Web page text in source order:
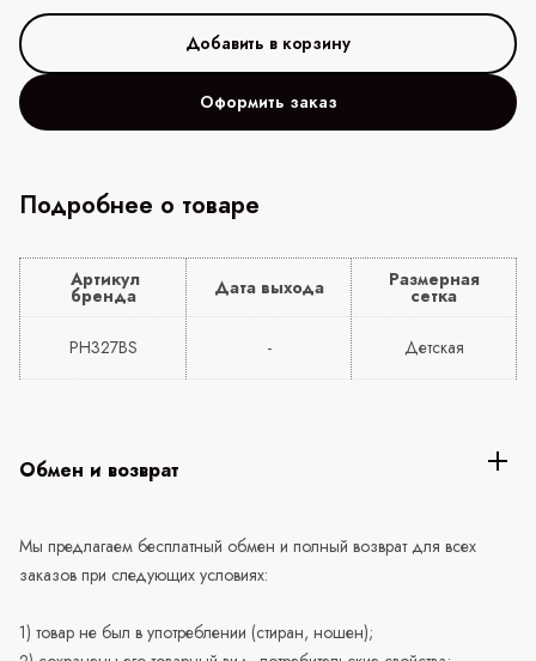
Оформить заказ
Подробнее о товаре
Артикул
бренда Дата выхода Размерная
сетка
PH327BS - Детская
Обмен и возврат
Мы предлагаем бесплатный обмен и полный возврат для всех
заказов при следующих условиях:
1) товар не был в употреблении (стиран, ношен);